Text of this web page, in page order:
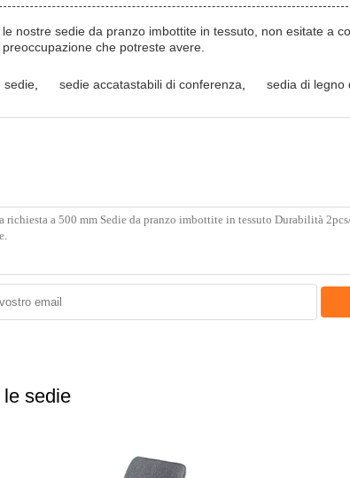
nostre sedie da pranzo imbottite in tessuto, non esitate a
che potreste avere.
sedie sedie accatastabili di conferenza sedia di legno
le sedie